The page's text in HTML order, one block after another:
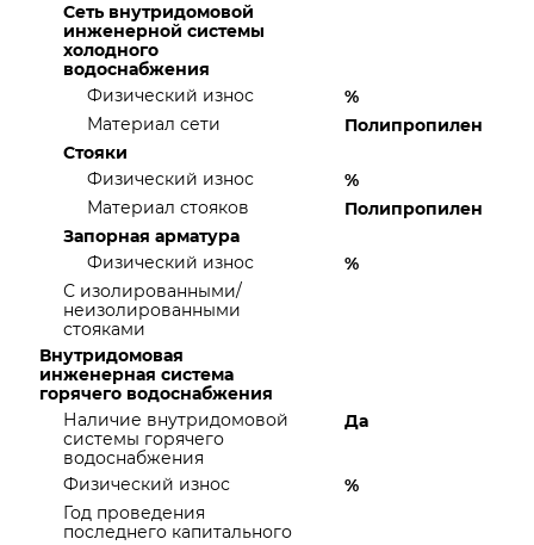
Сеть внутридомовой
инженерной системы
холодного
водоснабжения
Физический износ
%
Материал сети
Полипропилен
Стояки
Физический износ
%
Материал стояков
Полипропилен
Запорная арматура
Физический износ
%
С изолированными/
неизолированными
стояками
Внутридомовая
инженерная система
горячего водоснабжения
Наличие внутридомовой
системы горячего
водоснабжения
Да
Физический износ
%
Год проведения
последнего капитального